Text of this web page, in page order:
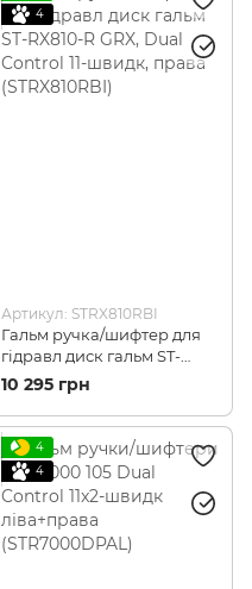
4
Артикул: STRX810RBI
Гальм ручка/шифтер для
гідравл диск гальм ST-
RX810-R GRX, Dual Control
11-швидк, права
(STRX810RBI)
10 295 грн
4
4